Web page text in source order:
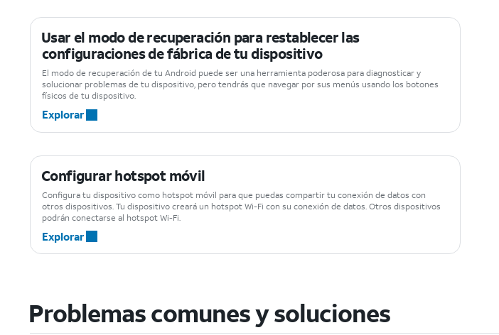
Usar el modo de recuperación para restablecer las
configuraciones de fábrica de tu dispositivo
El modo de recuperación de tu Android puede ser una herramienta poderosa para diagnosticar y
solucionar problemas de tu dispositivo, pero tendrás que navegar por sus menús usando los botones
físicos de tu dispositivo.
Explorar
Configurar hotspot móvil
Configura tu dispositivo como hotspot móvil para que puedas compartir tu conexión de datos con
otros dispositivos. Tu dispositivo creará un hotspot Wi-Fi con su conexión de datos. Otros dispositivos
podrán conectarse al hotspot Wi-Fi.
Explorar
Problemas comunes y soluciones